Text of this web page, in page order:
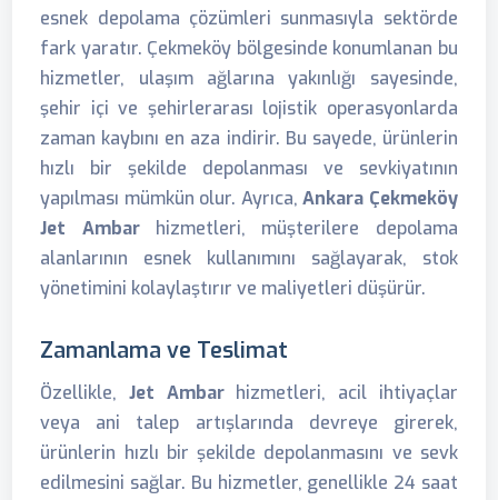
esnek depolama çözümleri sunmasıyla sektörde
fark yaratır. Çekmeköy bölgesinde konumlanan bu
hizmetler, ulaşım ağlarına yakınlığı sayesinde,
şehir içi ve şehirlerarası lojistik operasyonlarda
zaman kaybını en aza indirir. Bu sayede, ürünlerin
hızlı bir şekilde depolanması ve sevkiyatının
yapılması mümkün olur. Ayrıca,Ankara Çekmeköy
Jet Ambarhizmetleri, müşterilere depolama
alanlarının esnek kullanımını sağlayarak, stok
yönetimini kolaylaştırır ve maliyetleri düşürür.
Zamanlama ve Teslimat
Özellikle, Jet Ambarhizmetleri, acil ihtiyaçlar
veya ani talep artışlarında devreye girerek,
ürünlerin hızlı bir şekilde depolanmasını ve sevk
edilmesini sağlar. Bu hizmetler, genellikle 24 saat